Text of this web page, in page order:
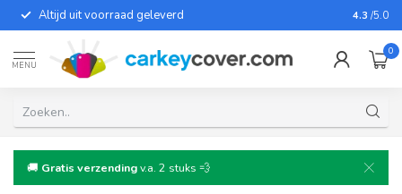
Altijd uit voorraad geleverd Voor
4.3 /5.0
MENU
0
🚚 Gratis verzendingv.a. 2 stuks 💨